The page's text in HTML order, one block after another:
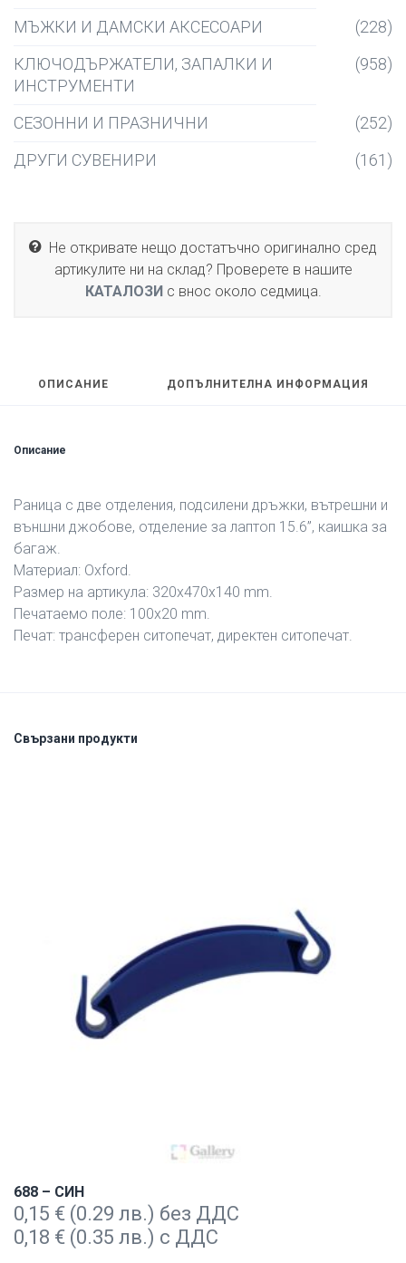
МЪЖКИ И ДАМСКИ АКСЕСОАРИ
(228)
КЛЮЧОДЪРЖАТЕЛИ, ЗАПАЛКИ И
ИНСТРУМЕНТИ
(958)
СЕЗОННИ И ПРАЗНИЧНИ
(252)
ДРУГИ СУВЕНИРИ
(161)
Не откривате нещо достатъчно оригинално сред
артикулите ни на склад? Проверете в нашите
КАТАЛОЗИс внос около седмица.
ОПИСАНИЕ ДОПЪЛНИТЕЛНА ИНФОРМАЦИЯ
Описание
Раница с две отделения, подсилени дръжки, вътрешни и
външни джобове, отделение за лаптоп 15.6”, каишка за
багаж.
Материал: Oxford.
Размер на артикула: 320х470х140 mm.
Печатаемо поле: 100х20 mm.
Печат: трансферен ситопечат, директен ситопечат.
Свързани продукти
688 – СИН
0,15 € (0.29 лв.) без ДДС
0,18 € (0.35 лв.) с ДДС